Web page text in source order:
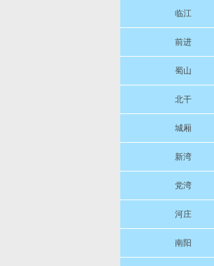
临江
前进
蜀山
北干
城厢
新湾
党湾
河庄
南阳